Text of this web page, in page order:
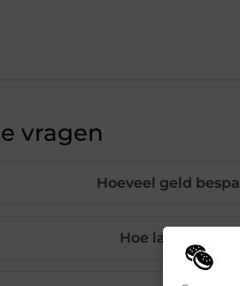
vragen
Hoeveel geld
Hoe lang gaat